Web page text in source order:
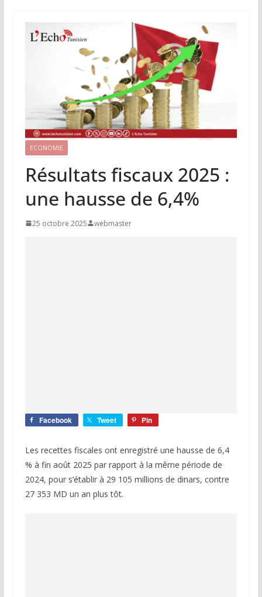
ECONOMIE
Résultats fiscaux 2025 :
une hausse de 6,4%
25 octobre 2025 webmaster
Facebook Tweet Pin
Les recettes fiscales ont enregistré une hausse de 6,4
% à fin août 2025 par rapport à la même période de
2024, pour s’établir à 29 105 millions de dinars, contre
27 353 MD un an plus tôt.